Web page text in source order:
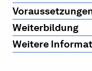
Weiterbildung
Weitere